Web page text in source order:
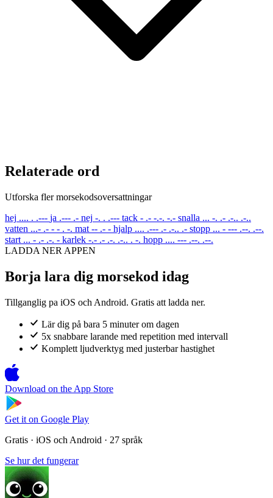
Relaterade ord
Utforska fler morsekodsoversattningar
hej .... . .--- ja .--- .- nej -. . .--- tack - .- -.-. -.- snalla ... -. .- .-.. .-..
vatten ...- .- - - . -. mat -- .- - hjalp .... .--- .- .-.. .- stopp ... - --- .--. .--.
start ... - .- .-. - karlek -.- .- .-. .-.. . -. hopp .... --- .--. .--.
LADDA NER APPEN
Borja lara dig morsekod idag
Tillganglig pa iOS och Android. Gratis att ladda ner.
Lär dig på bara 5 minuter om dagen
5x snabbare larande med repetition med intervall
Komplett ljudverktyg med justerbar hastighet
Download on the App Store
Get it on Google Play
Gratis · iOS och Android · 27 språk
Se hur det fungerar